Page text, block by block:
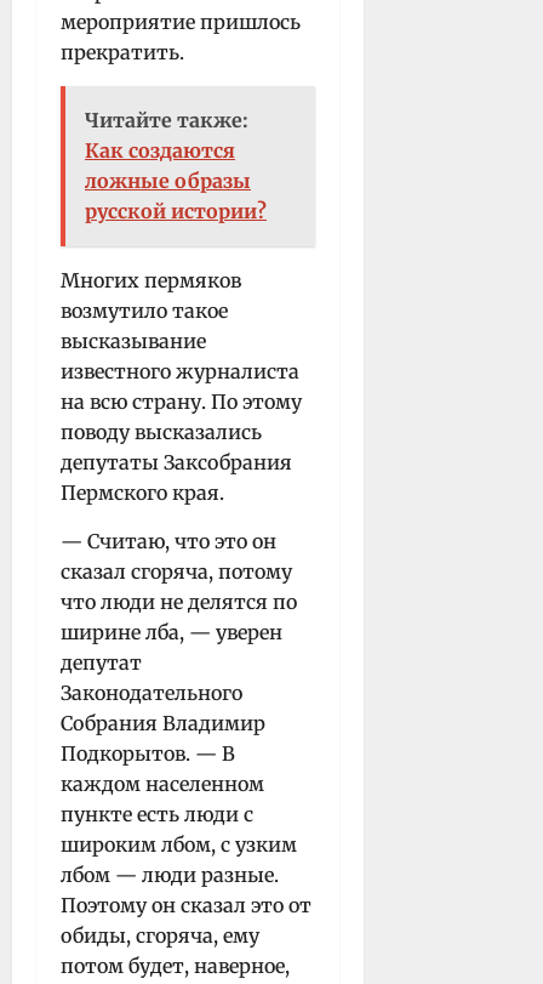
мероприятие пришлось
прекратить.
Читайте также:
Как создаются
ложные образы
русской истории?
Многих пермяков
возмутило такое
высказывание
известного журналиста
на всю страну. По этому
поводу высказались
депутаты Заксобрания
Пермского края.
— Считаю, что это он
сказал сгоряча, потому
что люди не делятся по
ширине лба, — уверен
депутат
Законодательного
Собрания Владимир
Подкорытов. — В
каждом населенном
пункте есть люди с
широким лбом, с узким
лбом — люди разные.
Поэтому он сказал это от
обиды, сгоряча, ему
потом будет, наверное,